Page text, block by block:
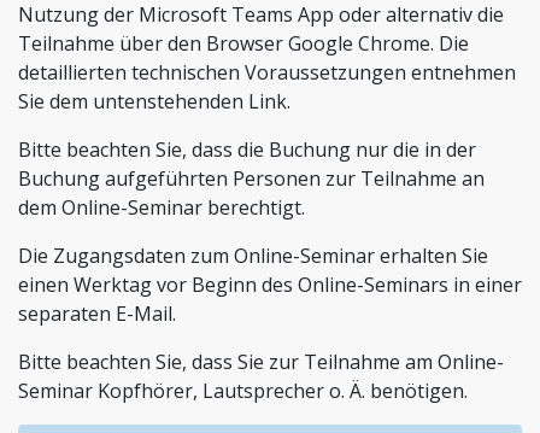
Nutzung der Microsoft Teams App oder alternativ die
Teilnahme über den Browser Google Chrome. Die
detaillierten technischen Voraussetzungen entnehmen
Sie dem untenstehenden Link.
Bitte beachten Sie, dass die Buchung nur die in der
Buchung aufgeführten Personen zur Teilnahme an
dem Online-Seminar berechtigt.
Die Zugangsdaten zum Online-Seminar erhalten Sie
einen Werktag vor Beginn des Online-Seminars in einer
separaten E-Mail.
Bitte beachten Sie, dass Sie zur Teilnahme am Online-
Seminar Kopfhörer, Lautsprecher o. Ä. benötigen.